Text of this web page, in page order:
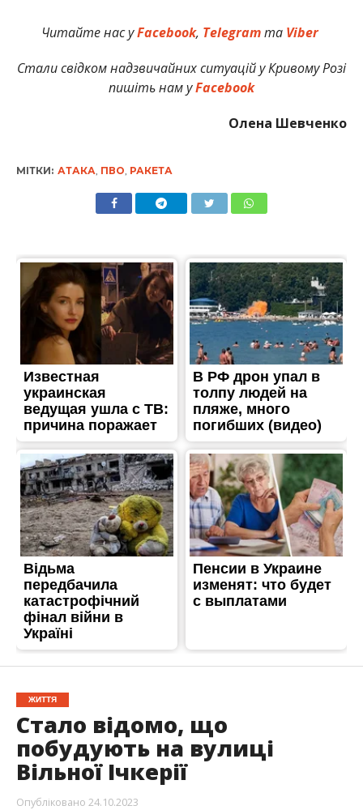
Читайте нас уFacebook, Telegramта Viber
Стали свідком надзвичайних ситуацій у Кривому Розі
пишіть нам уFacebook
Олена Шевченко
МІТКИ: АТАКА ПВО РАКЕТА
ЖИТТЯ
Стало відомо, що
побудують на вулиці
Вільної Ічкерії
Опубліковано 24.10.2023